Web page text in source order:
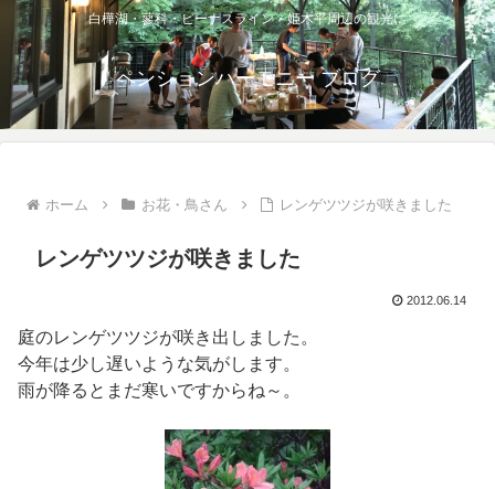
白樺湖・蓼科・ビーナスライン・姫木平周辺の観光に
ペンションハーモニー ブログ
ホーム お花・鳥さん レンゲツツジが咲きました
レンゲツツジが咲きました
2012.06.14
庭のレンゲツツジが咲き出しました。
今年は少し遅いような気がします。
雨が降るとまだ寒いですからね～。